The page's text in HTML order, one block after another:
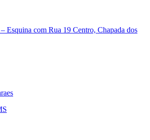
Esquina com Rua 19 Centro, Chapada dos